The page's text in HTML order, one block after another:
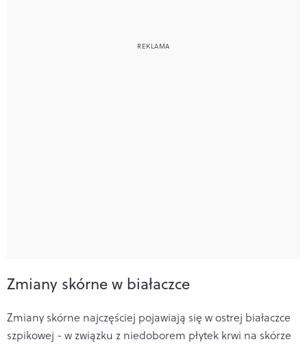
Zmiany skórne w białaczce
Zmiany skórne najczęściej pojawiają się w ostrej białaczce
szpikowej - w związku z niedoborem płytek krwi na skórze